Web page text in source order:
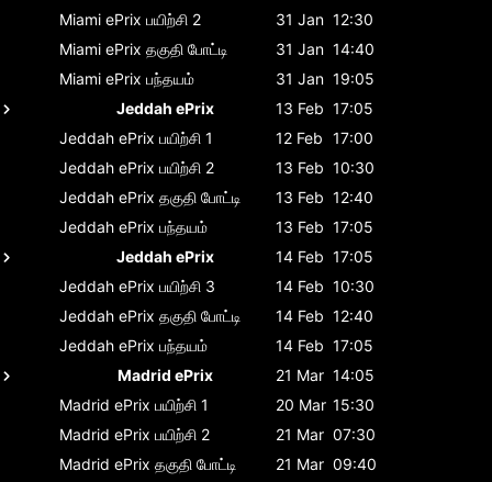
Miami ePrix பயிற்சி 2 31 Jan 12:30
Miami ePrix தகுதி போட்டி 31 Jan 14:40
Miami ePrix பந்தயம் 31 Jan 19:05
Jeddah ePrix
13 Feb 17:05
Jeddah ePrix பயிற்சி 1 12 Feb 17:00
Jeddah ePrix பயிற்சி 2 13 Feb 10:30
Jeddah ePrix தகுதி போட்டி 13 Feb 12:40
Jeddah ePrix பந்தயம் 13 Feb 17:05
Jeddah ePrix
14 Feb 17:05
Jeddah ePrix பயிற்சி 3 14 Feb 10:30
Jeddah ePrix தகுதி போட்டி 14 Feb 12:40
Jeddah ePrix பந்தயம் 14 Feb 17:05
Madrid ePrix
21 Mar 14:05
Madrid ePrix பயிற்சி 1 20 Mar 15:30
Madrid ePrix பயிற்சி 2 21 Mar 07:30
Madrid ePrix தகுதி போட்டி 21 Mar 09:40